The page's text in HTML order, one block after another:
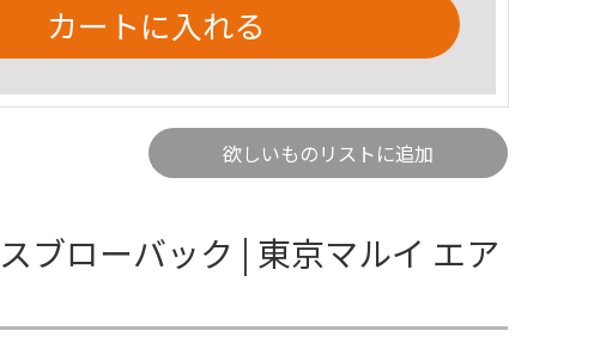
カートに入れる
欲しいものリストに追加
ブローバック | 東京マルイ エア